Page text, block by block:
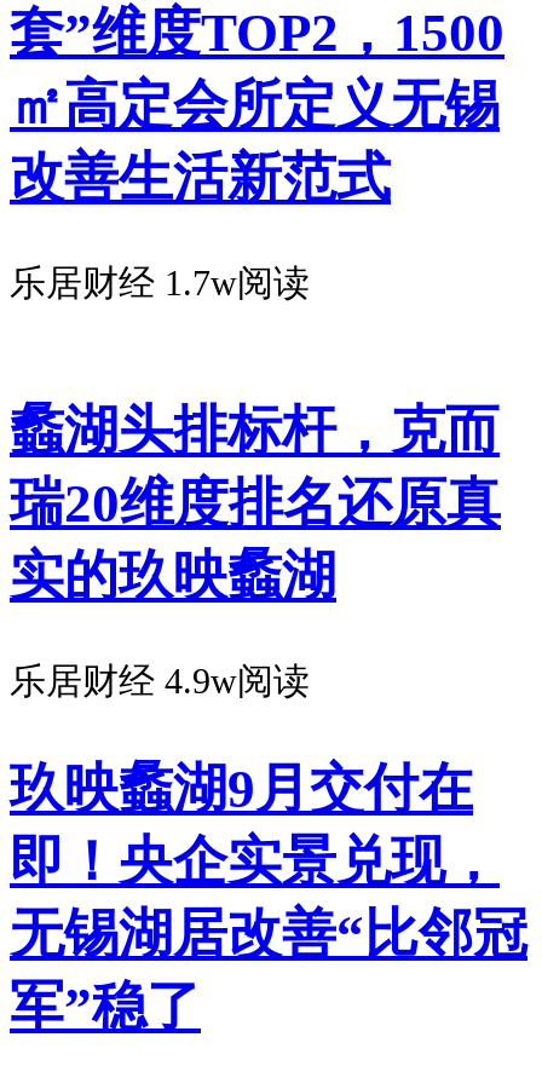
套”维度TOP2，1500
㎡高定会所定义无锡
改善生活新范式
乐居财经 1.7w阅读
蠡湖头排标杆，克而
瑞20维度排名还原真
实的玖映蠡湖
乐居财经 4.9w阅读
玖映蠡湖9月交付在
即！央企实景兑现，
无锡湖居改善“比邻冠
军”稳了